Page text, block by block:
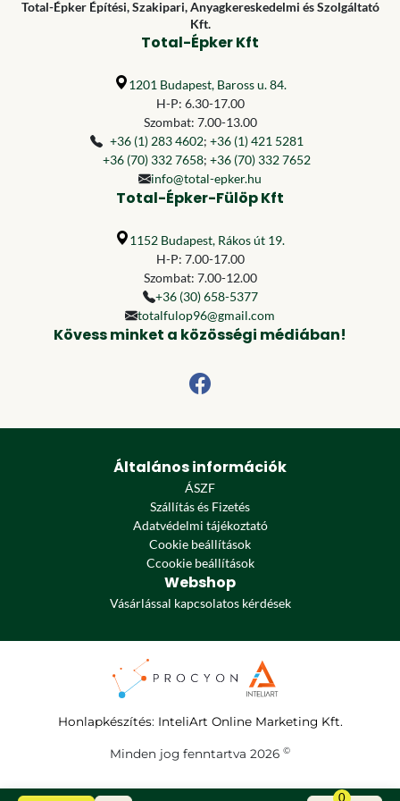
0
Total-Épker Építési, Szakipari, Anyagkereskedelmi és Szolgáltató
Kft.
Total-Épker Kft
1201 Budapest, Baross u. 84.
H-P: 6.30-17.00
Szombat: 7.00-13.00
+36 (1) 283 4602; +36 (1) 421 5281
+36 (70) 332 7658; +36 (70) 332 7652
info@total-epker.hu
Total-Épker-Fülöp Kft
1152 Budapest, Rákos út 19.
H-P: 7.00-17.00
Szombat: 7.00-12.00
+36 (30) 658-5377
totalfulop96@gmail.com
Kövess minket a közösségi médiában!
Általános információk
ÁSZF
Szállítás és Fizetés
Adatvédelmi tájékoztató
Cookie beállítások
Ccookie beállítások
Webshop
Vásárlással kapcsolatos kérdések
Honlapkészítés: InteliArt Online Marketing Kft.
Minden jog fenntartva 2026 ©